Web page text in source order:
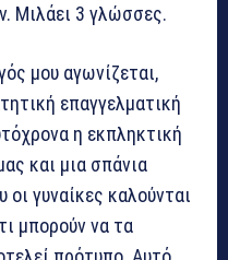
Μιλάει 3 γλώσσες.
μου αγωνίζεται,
επαγγελματική
η εκπληκτική
και μια σπάνια
γυναίκες καλούνται
μπορούν να τα